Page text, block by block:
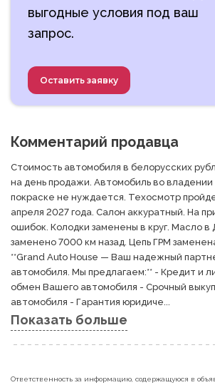
выгодные условия под ваш
запрос.
Оставить заявку
Комментарий продавца
Стоимость автомобиля в белорусских
на день продажи. Автомобиль во владении
покраске не нуждается. Техосмотр
апреля 2027 года. Салон аккуратный. На
ошибок. Колодки заменены в круг. Масло в
заменено 7000 км назад. Цепь ГРМ
**Grand Auto House — Ваш надежный
автомобиля. Мы предлагаем:** - Кредит и
обмен Вашего автомобиля - Срочный
автомобиля - Гарантия юридиче...
Показать больше
Ответственность за информацию, содержащуюся в